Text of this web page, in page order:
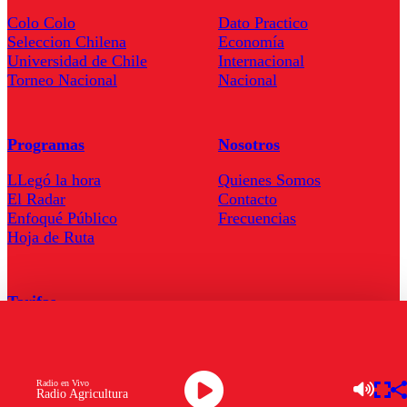
Radio Agricultura
Radio en Vivo
Colo Colo
Seleccion Chilena
Universidad de Chile
Torneo Nacional
Dato Practico
Economía
Internacional
Nacional
Programas
LLegó la hora
El Radar
Enfoqué Público
Hoja de Ruta
Nosotros
Quienes Somos
Contacto
Frecuencias
Tarifas